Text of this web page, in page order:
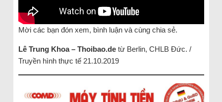
Mời các bạn đón xem, bình luận và cùng chia sẻ.
Lê Trung Khoa – Thoibao.detừ Berlin, CHLB Đức. /
Truyền hình thực tế 21.10.2019